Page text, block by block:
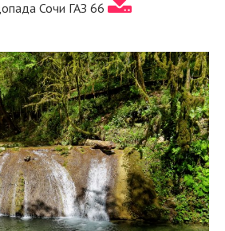
Сочи ГАЗ 66